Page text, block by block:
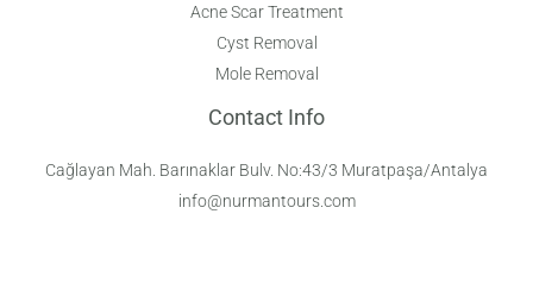
Acne Scar Treatment
Cyst Removal
Mole Removal
Contact Info
Cağlayan Mah. Barınaklar Bulv. No:43/3 Muratpaşa/Antalya
info@nurmantours.com